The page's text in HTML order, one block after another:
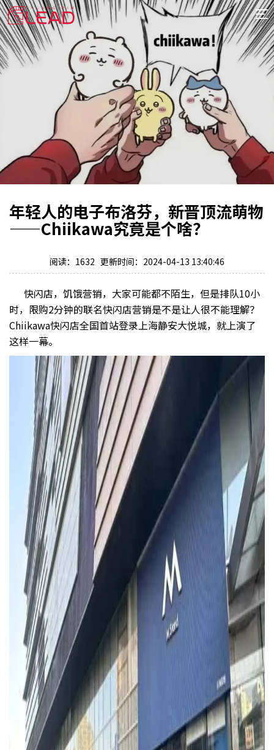
首
页
案
例
服
闻
关
年轻人的电子布洛芬，新晋顶流萌物
——Chiikawa究竟是个啥？
阅读：1632 更新时间：2024-04-13 13:40:46
快闪店，饥饿营销，大家可能都不陌生，但是排队10小
时，限购2分钟的联名快闪店营销是不是让人很不能理解？
Chiikawa快闪店全国首站登录上海静安大悦城，就上演了
这样一幕。